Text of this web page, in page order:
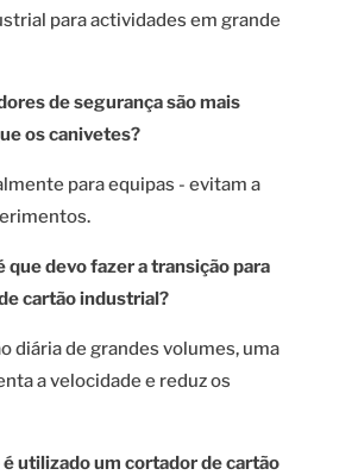
para actividades em grande
de segurança são mais
os canivetes?
para equipas - evitam a
que devo fazer a transição para
cartão industrial?
diária de grandes volumes, uma
a velocidade e reduz os
é utilizado um cortador de cartão